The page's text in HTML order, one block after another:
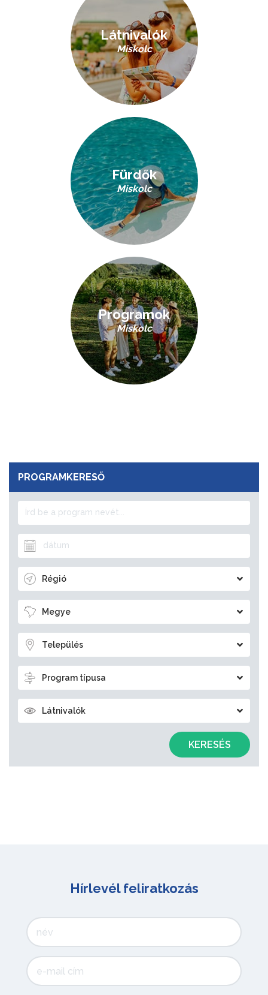
Látnivalók
Miskolc
Fürdők
Miskolc
Programok
Miskolc
PROGRAMKERESŐ
Régió
Megye
Település
Program típusa
Látnivalók
KERESÉS
Hírlevél feliratkozás